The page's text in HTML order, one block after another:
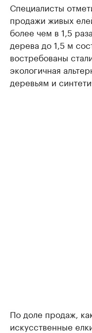
Специалисты
продажи живых
более чем в 1,5
дерева до 1,5 м
востребованы
экологичная
деревьям и
По доле продаж,
искусственные